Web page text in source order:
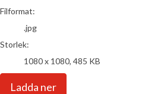
Filformat:
.jpg
Storlek:
1080 x 1080, 485 KB
Ladda ner